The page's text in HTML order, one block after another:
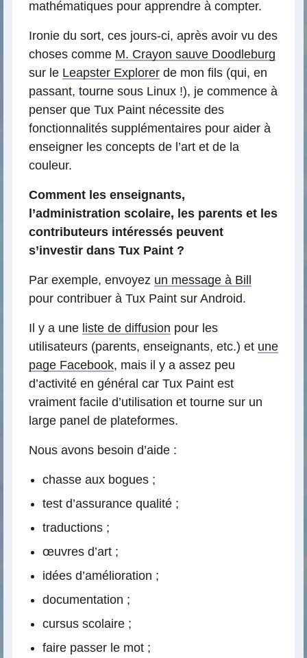
mathématiques pour apprendre à compter.
Ironie du sort, ces jours-ci, après avoir vu des
choses comme M. Crayon sauve Doodleburg
sur le Leapster Explorer de mon fils (qui, en
passant, tourne sous Linux !), je commence à
penser que Tux Paint nécessite des
fonctionnalités supplémentaires pour aider à
enseigner les concepts de l’art et de la
couleur.
Comment les enseignants,
l’administration scolaire, les parents et les
contributeurs intéressés peuvent
s’investir dans Tux Paint ?
Par exemple, envoyez un message à Bill
pour contribuer à Tux Paint sur Android.
Il y a une liste de diffusion pour les
utilisateurs (parents, enseignants, etc.) et une
page Facebook, mais il y a assez peu
d’activité en général car Tux Paint est
vraiment facile d’utilisation et tourne sur un
large panel de plateformes.
Nous avons besoin d’aide :
chasse aux bogues ;
test d’assurance qualité ;
traductions ;
œuvres d’art ;
idées d’amélioration ;
documentation ;
cursus scolaire ;
faire passer le mot ;